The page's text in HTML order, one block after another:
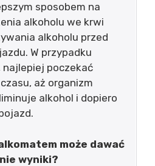
sposobem na
alkoholu we krwi
alkoholu przed
W przypadku
najlepiej poczekać
aż organizm
alkohol i dopiero
może dawać
wyniki?